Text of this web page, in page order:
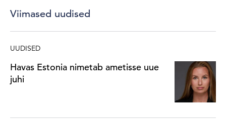
Viimased uudised
UUDISED
Havas Estonia nimetab ametisse uue
juhi